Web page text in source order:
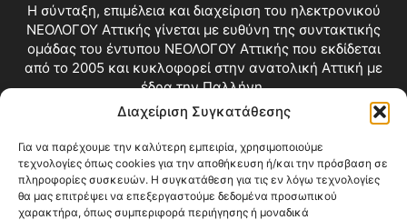
Διαχείριση Συγκατάθεσης
Για να παρέχουμε την καλύτερη εμπειρία, χρησιμοποιούμε
τεχνολογίες όπως cookies για την αποθήκευση ή/και την πρόσβαση σε
πληροφορίες συσκευών. Η συγκατάθεση για τις εν λόγω τεχνολογίες
θα μας επιτρέψει να επεξεργαστούμε δεδομένα προσωπικού
χαρακτήρα, όπως συμπεριφορά περιήγησης ή μοναδικά
Η σύνταξη, επιμέλεια και διαχείριση του ηλεκτρονικού
ΝΕΟΛΟΓΟΥ Αττικής γίνεται με ευθύνη της συντακτικής
ομάδας του έντυπου ΝΕΟΛΟΓΟΥ Αττικής που εκδίδεται
από το 2005 και κυκλοφορεί στην ανατολική Αττική με
έδρα την Παλλήνη.
Επικοινωνία:info@neologosattikis.gr
ΑΚΟΛΟΥΘΗΣΕ ΜΑΣ